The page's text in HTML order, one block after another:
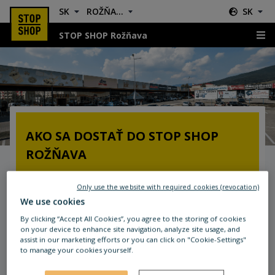
SK ROŽŇAVA SK
STOP SHOP Rožňava
Kde nás nájdete?
AKO SA DOSTAŤ DO STOP SHOP
ROŽŇAVA
Dostupnosť autom:
Nákupné centrum STOP SHOP Rožňava sa
nachádza pri križovatke ulice Alej Jána Pavla
Dobšinského a ulice Jovická.
Dostupnosť verejnou dopravou:
Autobusová zástavka „Sídlisko Juh SNAHA“ sa
We use cookies
By clicking “Accept All Cookies”, you agree to the storing of cookies
on your device to enhance site navigation, analyze site usage, and
assist in our marketing efforts or you can click on "Cookie-Settings"
to manage your cookies yourself.
Only use the website with required cookies (revocation)